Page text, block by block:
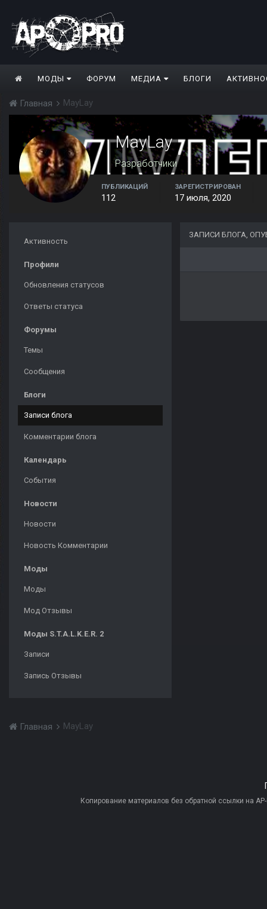
МОДЫ ФОРУМ МЕДИА БЛОГИ
Главная MayLay
MayLay
Разработчики
ПУБЛИКАЦИЙ
112
ЗАРЕГИСТРИРОВАН
17 июля, 2020
Активность
Профили
Обновления статусов
Ответы статуса
Форумы
Темы
Сообщения
Блоги
Записи блога
Комментарии блога
Календарь
События
Новости
Новости
Новость Комментарии
Моды
Моды
Мод Отзывы
Моды S.T.A.L.K.E.R. 2
Записи
Запись Отзывы
ЗАПИСИ БЛОГА,
Главная MayLay
Копирование материалов без обратной ссылки на